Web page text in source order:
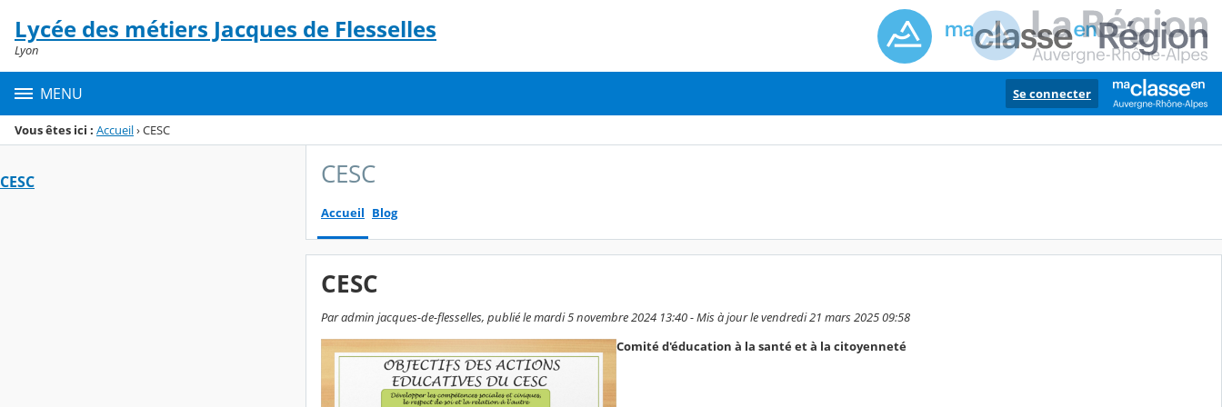
Menu de la rubrique
Contenu
Lycée des métiers Jacques de Flesselles
Lyon
MENU Se connecter
Vous êtes ici : Accueil›CESC
CESC CESC
Accueil Blog
CESC
Par admin jacques-de-flesselles, publié le mardi 5 novembre 2024 13:40 - Mis à jour le vendredi 21 mars 2025 09:58
Comité d'éducation à la santé et à la citoyenneté